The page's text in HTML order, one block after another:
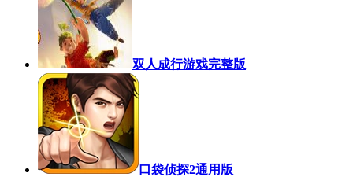
双人成行游戏完整版
口袋侦探2通用版